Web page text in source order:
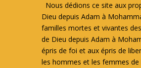
Nous dédions ce site aux
Dieu depuis Adam à
familles mortes et vivantes
de Dieu depuis Adam à
épris de foi et aux épris de
les hommes et les femmes de